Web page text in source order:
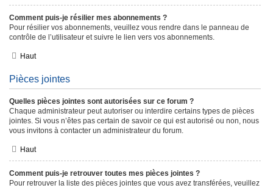
Comment puis-je résilier mes abonnements ?
Pour résilier vos abonnements, veuillez vous rendre dans le panneau de
contrôle de l’utilisateur et suivre le lien vers vos abonnements.
Haut
Pièces jointes
Quelles pièces jointes sont autorisées sur ce forum ?
Chaque administrateur peut autoriser ou interdire certains types de pièces
jointes. Si vous n’êtes pas certain de savoir ce qui est autorisé ou non, nous
vous invitons à contacter un administrateur du forum.
Haut
Comment puis-je retrouver toutes mes pièces jointes ?
Pour retrouver la liste des pièces jointes que vous avez transférées, veuillez